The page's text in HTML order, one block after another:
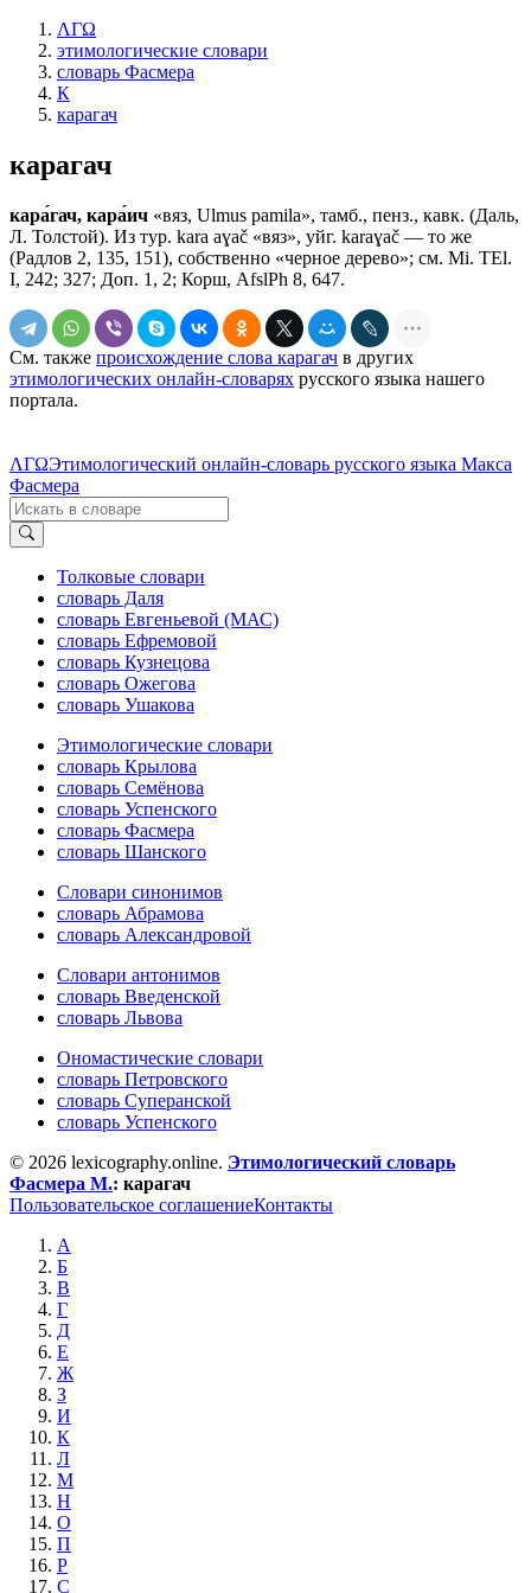
ΛΓΩ
этимологические словари
словарь Фасмера
К
карагач
карагач
кара́гач, кара́ич «вяз, Ulmus раmilа», тамб., пенз., кавк. (Даль,
Л. Толстой). Из тур. kara аɣаč «вяз», уйг. kаrаɣаč — то же
(Радлов 2, 135, 151), собственно «черное дерево»; см. Мi. ТЕl.
I, 242; 327; Доп. 1, 2; Корш, AfslPh 8, 647.
См. также происхождение слова карагач в других
этимологических онлайн-словарях русского языка нашего
портала.
ΛΓΩЭтимологический онлайн-словарь русского языка Макса
Фасмера
Толковые словари
словарь Даля
словарь Евгеньевой (МАС)
словарь Ефремовой
словарь Кузнецова
словарь Ожегова
словарь Ушакова
Этимологические словари
словарь Крылова
словарь Семёнова
словарь Успенского
словарь Фасмера
словарь Шанского
Словари синонимов
словарь Абрамова
словарь Александровой
Словари антонимов
словарь Введенской
словарь Львова
Ономастические словари
словарь Петровского
словарь Суперанской
словарь Успенского
© 2026 lexicography.online. Этимологический словарь
Фасмера М.: карагач
Пользовательское соглашениеКонтакты
А
Б
В
Г
Д
Е
Ж
З
И
К
Л
М
Н
О
П
Р
С